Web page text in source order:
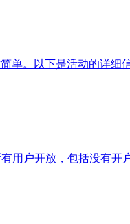
单。以下是活动的详细
用户开放，包括没有开